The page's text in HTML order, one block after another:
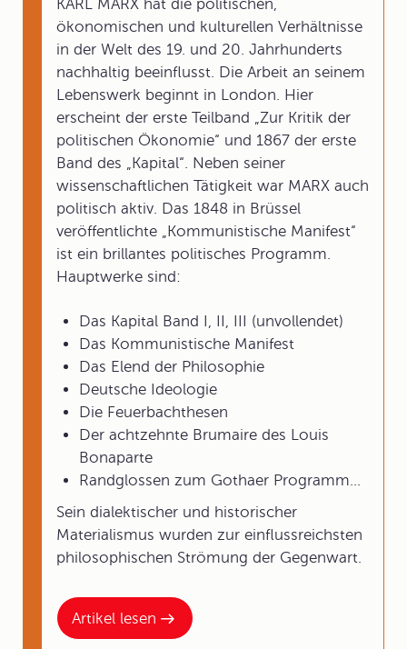
Artikel lesen
KARL MARX hat die politischen,
ökonomischen und kulturellen Verhältnisse
in der Welt des 19. und 20. Jahrhunderts
nachhaltig beeinflusst. Die Arbeit an seinem
Lebenswerk beginnt in London. Hier
erscheint der erste Teilband „Zur Kritik der
politischen Ökonomie“ und 1867 der erste
Band des „Kapital“. Neben seiner
wissenschaftlichen Tätigkeit war MARX auch
politisch aktiv. Das 1848 in Brüssel
veröffentlichte „Kommunistische Manifest“
ist ein brillantes politisches Programm.
Hauptwerke sind:
Das Kapital Band I, II, III (unvollendet)
Das Kommunistische Manifest
Das Elend der Philosophie
Deutsche Ideologie
Die Feuerbachthesen
Der achtzehnte Brumaire des Louis
Bonaparte
Randglossen zum Gothaer Programm...
Sein dialektischer und historischer
Materialismus wurden zur einflussreichsten
philosophischen Strömung der Gegenwart.